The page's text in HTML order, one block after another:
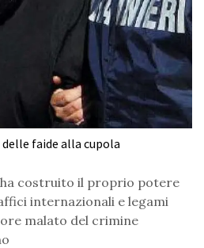
faide alla cupola
costruito il proprio potere
internazionali e legami
malato del crimine